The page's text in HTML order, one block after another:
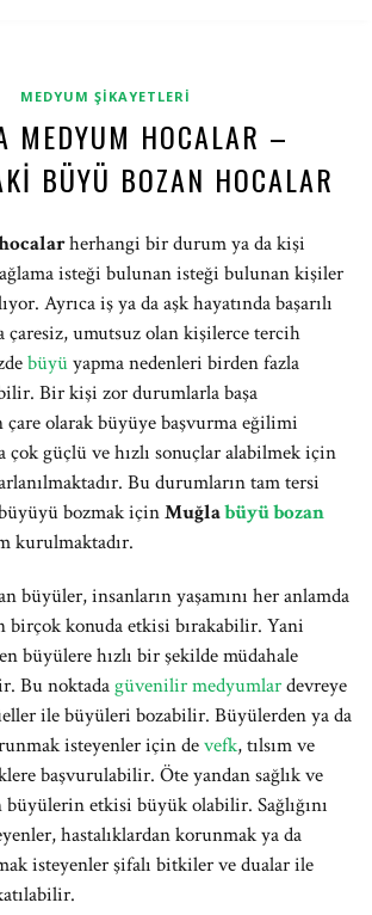
MEDYUM ŞIKAYETLERI
MEDYUM HOCALAR –
BÜYÜ BOZAN HOCALAR
herhangi bir durum ya da kişi
isteği bulunan isteği bulunan kişiler
Ayrıca iş ya da aşk hayatında başarılı
çaresiz, umutsuz olan kişilerce tercih
büyüyapma nedenleri birden fazla
Bir kişi zor durumlarla başa
çare olarak büyüye başvurma eğilimi
çok güçlü ve hızlı sonuçlar alabilmek için
Bu durumların tam tersi
bozmak içinMuğlabüyü bozan
kurulmaktadır.
büyüler, insanların yaşamını her anlamda
birçok konuda etkisi bırakabilir. Yani
büyülere hızlı bir şekilde müdahale
Bu noktadagüvenilir medyumlardevreye
ile büyüleri bozabilir. Büyülerden ya da
isteyenler için devefk, tılsım ve
başvurulabilir. Öte yandan sağlık ve
etkisi büyük olabilir. Sağlığını
hastalıklardan korunmak ya da
isteyenler şifalı bitkiler ve dualar ile